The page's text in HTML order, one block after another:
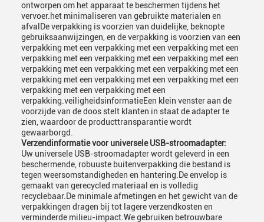
ontworpen om het apparaat te beschermen tijdens het
vervoer.het minimaliseren van gebruikte materialen en
afvalDe verpakking is voorzien van duidelijke, beknopte
gebruiksaanwijzingen, en de verpakking is voorzien van een
verpakking met een verpakking met een verpakking met een
verpakking met een verpakking met een verpakking met een
verpakking met een verpakking met een verpakking met een
verpakking met een verpakking met een verpakking met een
verpakking met een verpakking met een
verpakking.veiligheidsinformatieEen klein venster aan de
voorzijde van de doos stelt klanten in staat de adapter te
zien, waardoor de producttransparantie wordt
gewaarborgd.
Verzendinformatie voor universele USB-stroomadapter:
Uw universele USB-stroomadapter wordt geleverd in een
beschermende, robuuste buitenverpakking die bestand is
tegen weersomstandigheden en hantering.De envelop is
gemaakt van gerecycled materiaal en is volledig
recyclebaar.De minimale afmetingen en het gewicht van de
verpakkingen dragen bij tot lagere verzendkosten en
verminderde milieu-impact.We gebruiken betrouwbare